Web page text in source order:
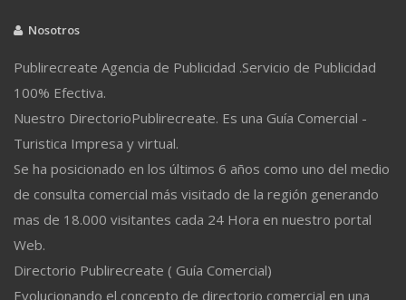
Nosotros
Publirecreate Agencia de Publicidad .Servicio de Publicidad
100% Efectiva.
Nuestro DirectorioPublirecreate. Es una Guía Comercial -
Turistica Impresa y virtual.
Se ha posicionado en los últimos 6 años como uno del medio
de consulta comercial más visitado de la región generando
mas de 18.000 visitantes cada 24 Hora en nuestro portal
Web.
Directorio Publirecreate ( Guía Comercial)
Evolucionando el concepto de directorio comercial en una